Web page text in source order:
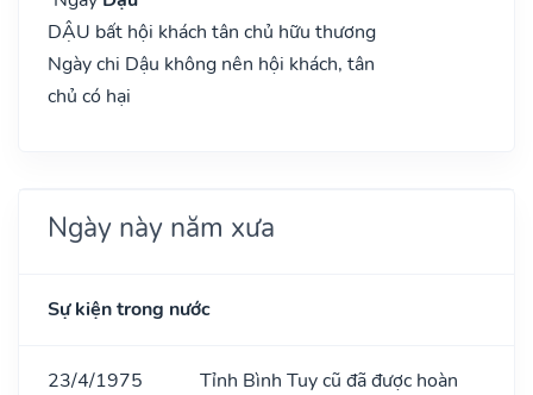
DẬU bất hội khách tân chủ hữu thương
Ngày chi Dậu không nên hội khách, tân
chủ có hại
Ngày này năm xưa
Sự kiện trong nước
23/4/1975
Tỉnh Bình Tuy cũ đã được hoàn